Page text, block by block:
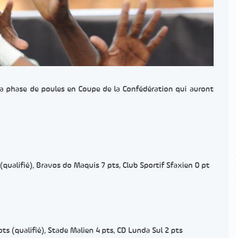
phase de poules en Coupe de la Confédération qui auront
Bravos do Maquis 7 pts, Club Sportif Sfaxien 0 pt
(qualifié), Stade Malien 4 pts, CD Lunda Sul 2 pts